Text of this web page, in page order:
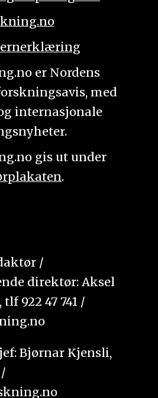
er Nordens
med
internasjonale
gis ut under
.
/
direktør: Aksel
922 47 741 /
Bjørnar Kjensli,